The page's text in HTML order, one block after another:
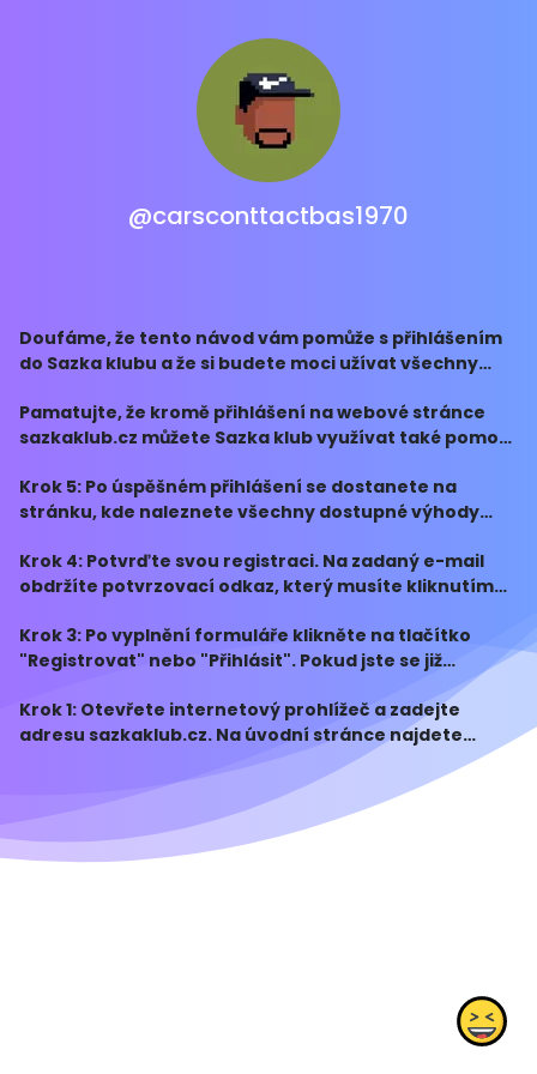
@carsconttactbas1970
Doufáme, že tento návod vám pomůže s přihlášením
do Sazka klubu a že si budete moci užívat všechny
Pamatujte, že kromě přihlášení na webové stránce
sazkaklub.cz můžete Sazka klub využívat také pomocí
přihlásit se do svého účtu a využívat všechny j
Krok 5: Po úspěšném přihlášení se dostanete na
stránku, kde naleznete všechny dostupné výhody
slevy, bonusy, speciální akce či možnost získat prémie
za s
Krok 4: Potvrďte svou registraci. Na zadaný e-mail
obdržíte potvrzovací odkaz, který musíte kliknutím
účet v Sazka klubu.
Krok 3: Po vyplnění formuláře klikněte na tlačítko
"Registrovat" nebo "Přihlásit". Pokud jste se již
registrovali, můžete se přihlásit svým e-mailovým a
heslem.
Krok 1: Otevřete internetový prohlížeč a zadejte
adresu sazkaklub.cz. Na úvodní stránce najdete
tlačítko s nápisem "Přihlásit se" nebo "Registrovat".
Klikněte na něj.